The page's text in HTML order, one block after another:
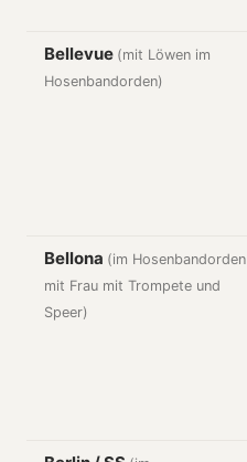
Bellevue (mit Löwen im
Hosenbandorden)
Bellona (im Hosenbandorden
mit Frau mit Trompete und
Speer)